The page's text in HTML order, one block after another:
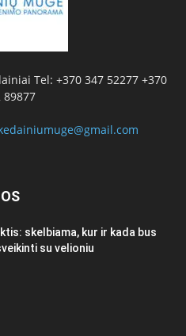
Tel: +370 347 52277 +370
89877
skelbiama, kur ir kada bus
su velioniu